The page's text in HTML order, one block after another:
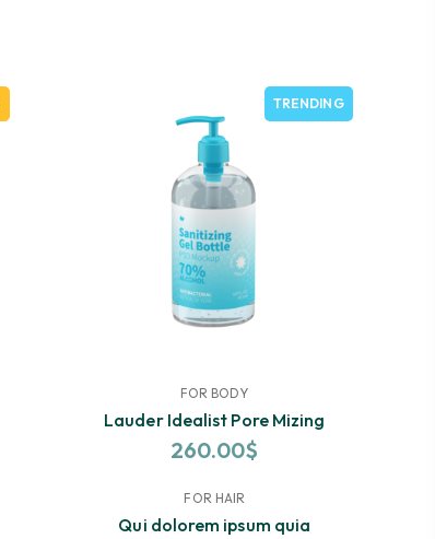
TRENDING
FOR BODY
Lauder Idealist Pore Mizing
260.00$
FOR HAIR
Qui dolorem ipsum quia